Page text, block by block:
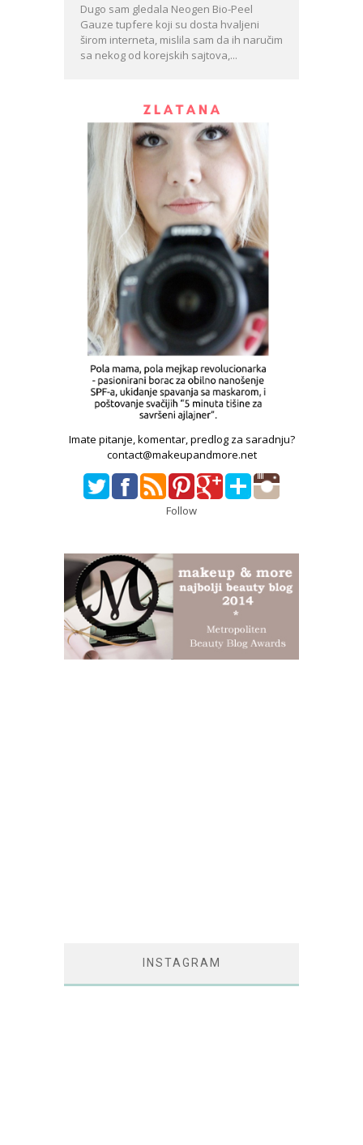
Dugo sam gledala Neogen Bio-Peel
Gauze tupfere koji su dosta hvaljeni
širom interneta, mislila sam da ih naručim
sa nekog od korejskih sajtova,...
Imate pitanje, komentar, predlog za saradnju?
contact@makeupandmore.net
Follow
INSTAGRAM